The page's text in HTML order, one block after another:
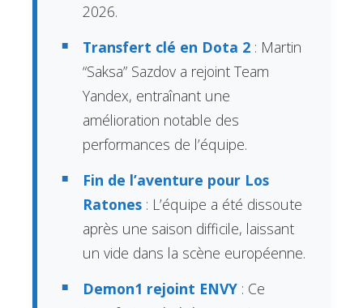
2026.
Transfert clé en Dota 2 : Martin
“Saksa” Sazdov a rejoint Team
Yandex, entraînant une
amélioration notable des
performances de l’équipe.
Fin de l’aventure pour Los
Ratones : L’équipe a été dissoute
après une saison difficile, laissant
un vide dans la scène européenne.
Demon1 rejoint ENVY : Ce